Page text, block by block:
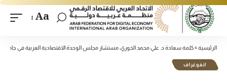
Aa
الرئيسية »كلمة سعادة د. علي محمد الخوري، مستشار مجلس الوحدة الاقتصادية العربية في جامعة الدول
انفوغراف